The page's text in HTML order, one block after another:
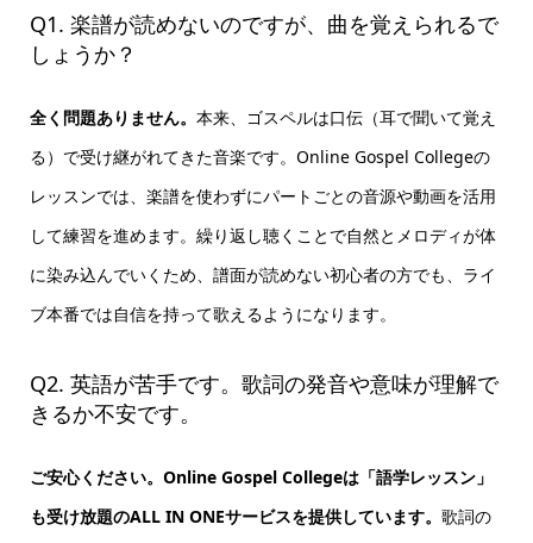
Q1. 楽譜が読めないのですが、曲を覚えられるで
しょうか？
全く問題ありません。 本来、ゴスペルは口伝（耳で聞いて覚え
る）で受け継がれてきた音楽です。Online Gospel Collegeの
レッスンでは、楽譜を使わずにパートごとの音源や動画を活用
して練習を進めます。繰り返し聴くことで自然とメロディが体
に染み込んでいくため、譜面が読めない初心者の方でも、ライ
ブ本番では自信を持って歌えるようになります。
Q2. 英語が苦手です。歌詞の発音や意味が理解で
きるか不安です。
ご安心ください。Online Gospel Collegeは「語学レッスン」
も受け放題のALL IN ONEサービスを提供しています。 歌詞の